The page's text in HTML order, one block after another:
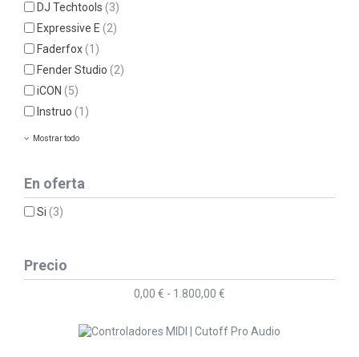
DJ Techtools(3)
Expressive E(2)
Faderfox(1)
Fender Studio(2)
iCON(5)
Instruo(1)
Mostrar todo
En oferta
Si(3)
Precio
0,00 € - 1.800,00 €